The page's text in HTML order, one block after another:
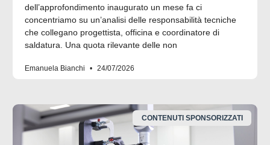
dell’approfondimento inaugurato un mese fa ci
concentriamo su un’analisi delle responsabilità tecniche
che collegano progettista, officina e coordinatore di
saldatura. Una quota rilevante delle non
Emanuela Bianchi 24/07/2026
CONTENUTI SPONSORIZZATI